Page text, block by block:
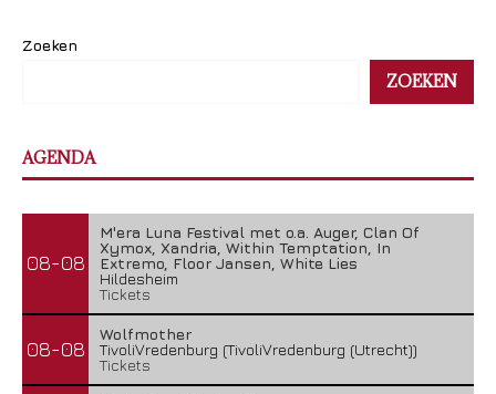
Zoeken
ZOEKEN
AGENDA
08-08
M'era Luna Festival met o.a. Auger, Clan Of
Xymox, Xandria, Within Temptation, In
Extremo, Floor Jansen, White Lies
Hildesheim
Tickets
08-08
Wolfmother
TivoliVredenburg (TivoliVredenburg (Utrecht))
Tickets